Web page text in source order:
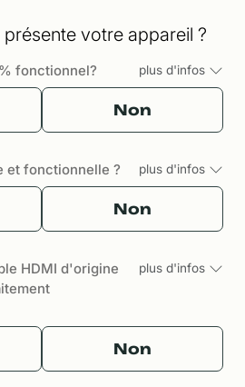
votre appareil ?
fonctionnel? plus d'infos
Non
et fonctionnelle ? plus d'infos
Non
HDMI d'origine
plus d'infos
Non